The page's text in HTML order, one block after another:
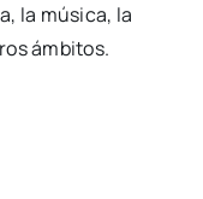
la músi­ca, la
ámbi­tos.